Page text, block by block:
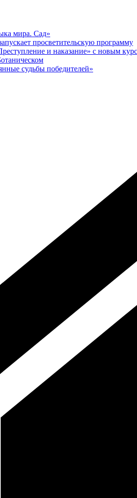
мира. Сад»
просветительскую программу
и наказание» с новым
судьбы победителей»